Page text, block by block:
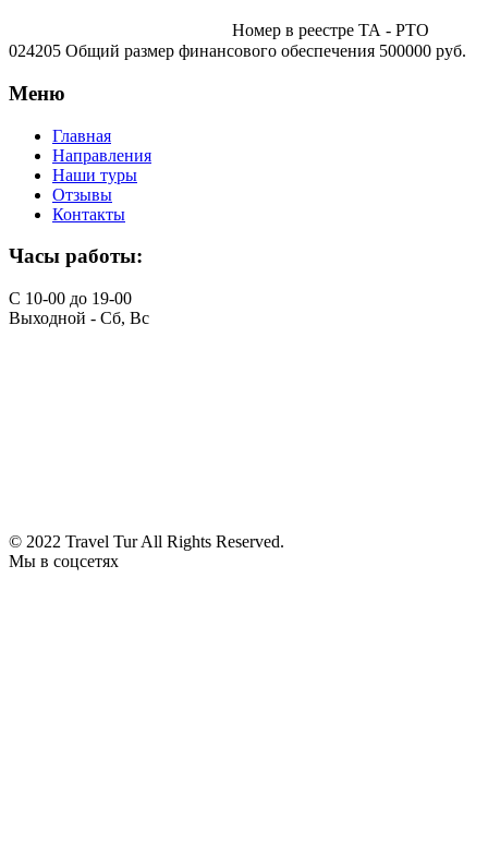
Номер в реестре ТА - РТО
024205 Общий размер финансового обеспечения 500000 руб.
Меню
Главная
Направления
Наши туры
Отзывы
Контакты
Часы работы:
С 10-00 до 19-00
Выходной - Сб, Вс
© 2022 Travel Tur All Rights Reserved.
Мы в соцсетях